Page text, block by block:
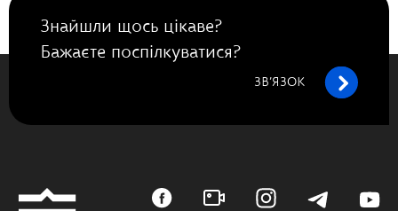
Знайшли щось цікаве?
Бажаєте поспілкуватися?
ЗВ’ЯЗОК